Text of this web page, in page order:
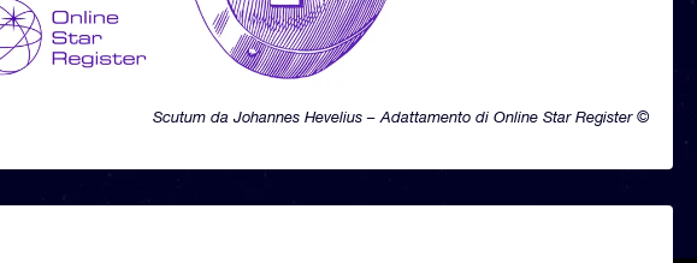
Scutum da Johannes Hevelius – Adattamento di Online Star Register ©